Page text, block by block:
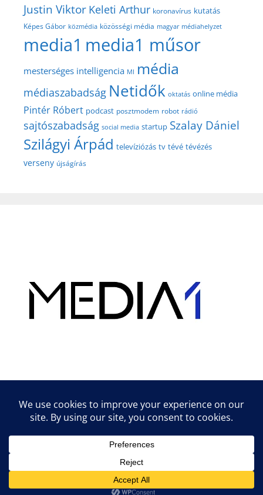
Justin Viktor Keleti Arthur koronavírus kutatás
Képes Gábor közmédia közösségi média magyar médiahelyzet
media1 media1 műsor
mesterséges intelligencia MI média
médiaszabadság Netidők oktatás online média
Pintér Róbert podcast posztmodem robot rádió
sajtószabadság social media startup Szalay Dániel
Szilágyi Árpád televíziózás tv tévé tévézés
verseny újságírás
Lifestyle tippek & trükkök
© 2026 vipcast.hu powered by Media1• Készült
GeneratePress